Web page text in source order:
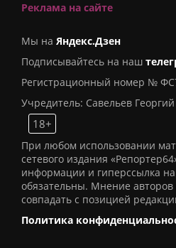
Реклама на сайте
Мы на Яндекс.Дзен
Подписывайтесь на наш
Регистрационный номер №
Учредитель: Савельев
18+
При любом использовании
сетевого издания
информации и гиперссылка
обязательны. Мнение
совпадать с позицией
Политика